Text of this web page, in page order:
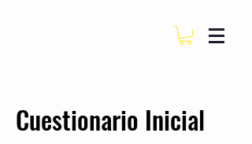
Cuestionario Inicial